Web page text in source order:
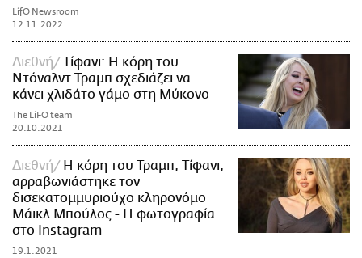
LifO Newsroom
12.11.2022
Διεθνή
Τίφανι: H κόρη του
Ντόναλντ Τραμπ σχεδιάζει να
κάνει χλιδάτο γάμο στη Μύκονο
The LiFO team
20.10.2021
Διεθνή
Η κόρη του Τραμπ, Τίφανι,
αρραβωνιάστηκε τον
δισεκατομμυριούχο κληρονόμο
Μάικλ Μπούλος - Η φωτογραφία
στο Instagram
19.1.2021